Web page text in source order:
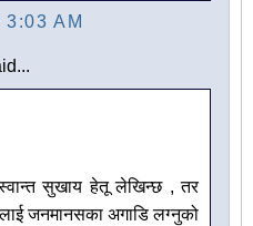
AM
सुखाय हेतू लेखिन्छ , तर
जनमानसका अगाडि लग्नुको